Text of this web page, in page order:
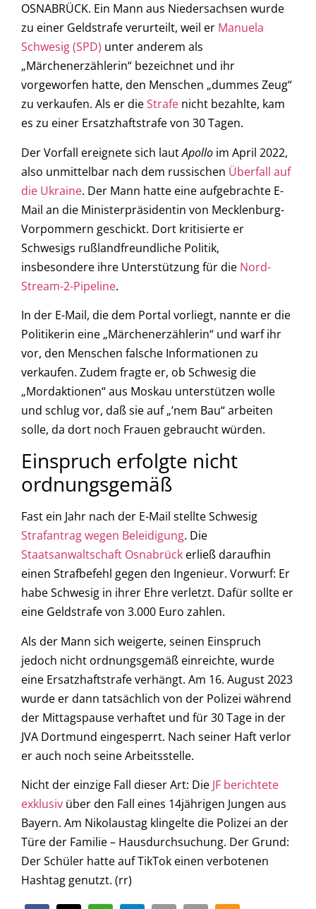
OSNABRÜCK. Ein Mann aus Niedersachsen wurde
zu einer Geldstrafe verurteilt, weil er Manuela
Schwesig (SPD) unter anderem als
„Märchenerzählerin“ bezeichnet und ihr
vorgeworfen hatte, den Menschen „dummes Zeug“
zu verkaufen. Als er dieStrafe nicht bezahlte, kam
es zu einer Ersatzhaftstrafe von 30 Tagen.
Der Vorfall ereignete sich lautApollo im April 2022,
also unmittelbar nach dem russischen Überfall auf
die Ukraine. Der Mann hatte eine aufgebrachte E-
Mail an die Ministerpräsidentin von Mecklenburg-
Vorpommern geschickt. Dort kritisierte er
Schwesigs rußlandfreundliche Politik,
insbesondere ihre Unterstützung für die Nord-
Stream-2-Pipeline.
In der E-Mail, die dem Portal vorliegt, nannte er die
Politikerin eine „Märchenerzählerin“ und warf ihr
vor, den Menschen falsche Informationen zu
verkaufen. Zudem fragte er, ob Schwesig die
„Mordaktionen“ aus Moskau unterstützen wolle
und schlug vor, daß sie auf „’nem Bau“ arbeiten
solle, da dort noch Frauen gebraucht würden.
Einspruch erfolgte nicht
ordnungsgemäß
Fast ein Jahr nach der E-Mail stellte Schwesig
Strafantrag wegen Beleidigung. Die
Staatsanwaltschaft Osnabrück erließ daraufhin
einen Strafbefehl gegen den Ingenieur. Vorwurf: Er
habe Schwesig in ihrer Ehre verletzt. Dafür sollte er
eine Geldstrafe von 3.000 Euro zahlen.
Als der Mann sich weigerte, seinen Einspruch
jedoch nicht ordnungsgemäß einreichte, wurde
eine Ersatzhaftstrafe verhängt. Am 16. August 2023
wurde er dann tatsächlich von der Polizei während
der Mittagspause verhaftet und für 30 Tage in der
JVA Dortmund eingesperrt. Nach seiner Haft verlor
er auch noch seine Arbeitsstelle.
Nicht der einzige Fall dieser Art: Die JF berichtete
exklusiv über den Fall eines 14jährigen Jungen aus
Bayern. Am Nikolaustag klingelte die Polizei an der
Türe der Familie – Hausdurchsuchung. Der Grund:
Der Schüler hatte auf TikTok einen verbotenen
Hashtag genutzt. (rr)